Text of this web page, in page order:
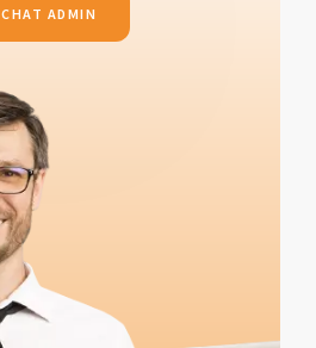
CHAT ADMIN